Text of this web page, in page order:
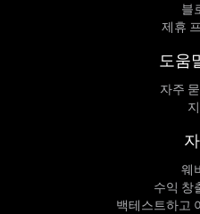
블
제휴
도움
자주
웨
수익 창
백테스트하고